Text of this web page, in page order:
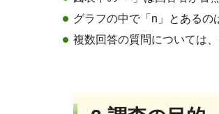
グラフの中で「n」とあるの
複数回答の質問については